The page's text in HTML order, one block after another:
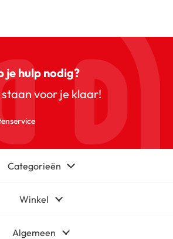
je hulp nodig?
voor je klaar!
Categorieën
Winkel
Algemeen